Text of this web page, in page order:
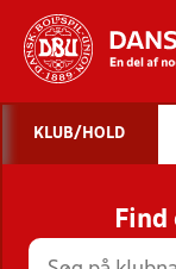
KLUB/HOLD